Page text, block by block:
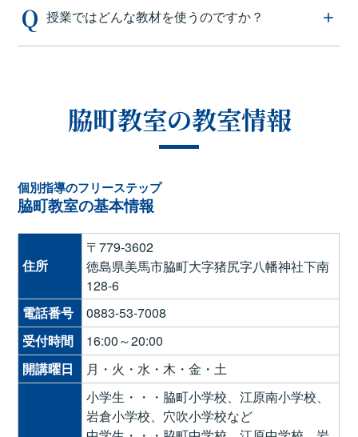
授業ではどんな教材を使うのですか？
脇町教室の教室情報
個別指導のフリーステップ
脇町教室の基本情報
住所
〒779-3602
徳島県美馬市脇町大字猪尻字八幡神社下南
128-6
電話番号
0883-53-7008
受付時間
16:00～20:00
開講曜日
月・火・水・木・金・土
小学生・・・脇町小学校、江原南小学校、
岩倉小学校、穴吹小学校など